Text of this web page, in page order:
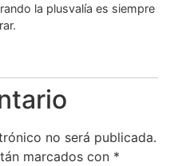
la plusvalía es siempre
no será publicada.
marcados con *